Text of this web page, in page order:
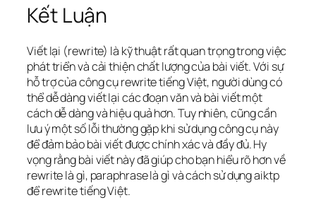
Kết Luận
Viết lại (rewrite) là kỹ thuật rất quan trọng trong việc
phát triển và cải thiện chất lượng của bài viết. Với sự
hỗ trợ của công cụ rewrite tiếng Việt, người dùng có
thể dễ dàng viết lại các đoạn văn và bài viết một
cách dễ dàng và hiệu quả hơn. Tuy nhiên, cũng cần
lưu ý một số lỗi thường gặp khi sử dụng công cụ này
để đảm bảo bài viết được chính xác và đầy đủ. Hy
vọng rằng bài viết này đã giúp cho bạn hiểu rõ hơn về
rewrite là gì, paraphrase là gì và cách sử dụng aiktp
để rewrite tiếng Việt.